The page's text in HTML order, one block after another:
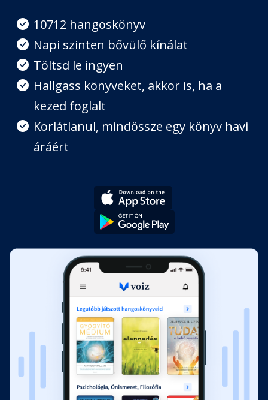
Mr. Theo verekszik
Fejezet hossza: 00:21:19
Piszkos Fred a Velő tanyán
Fejezet hossza: 00:36:50
Gustav Bahr végre a fedélzeten
Fejezet hossza: 00:18:46
A rejtélyes harmónikaszó
Fejezet hossza: 00:30:21
Kikötés a Csütörtök-szigeten
Fejezet hossza: 00:15:04
Kényszerű hajóút
Fejezet hossza: 00:33:08
10712 hangoskönyv
Napi szinten bővülő kínálat
Töltsd le ingyen
Hallgass könyveket, akkor is, ha a
kezed foglalt
Korlátlanul, mindössze egy könyv havi
áráért